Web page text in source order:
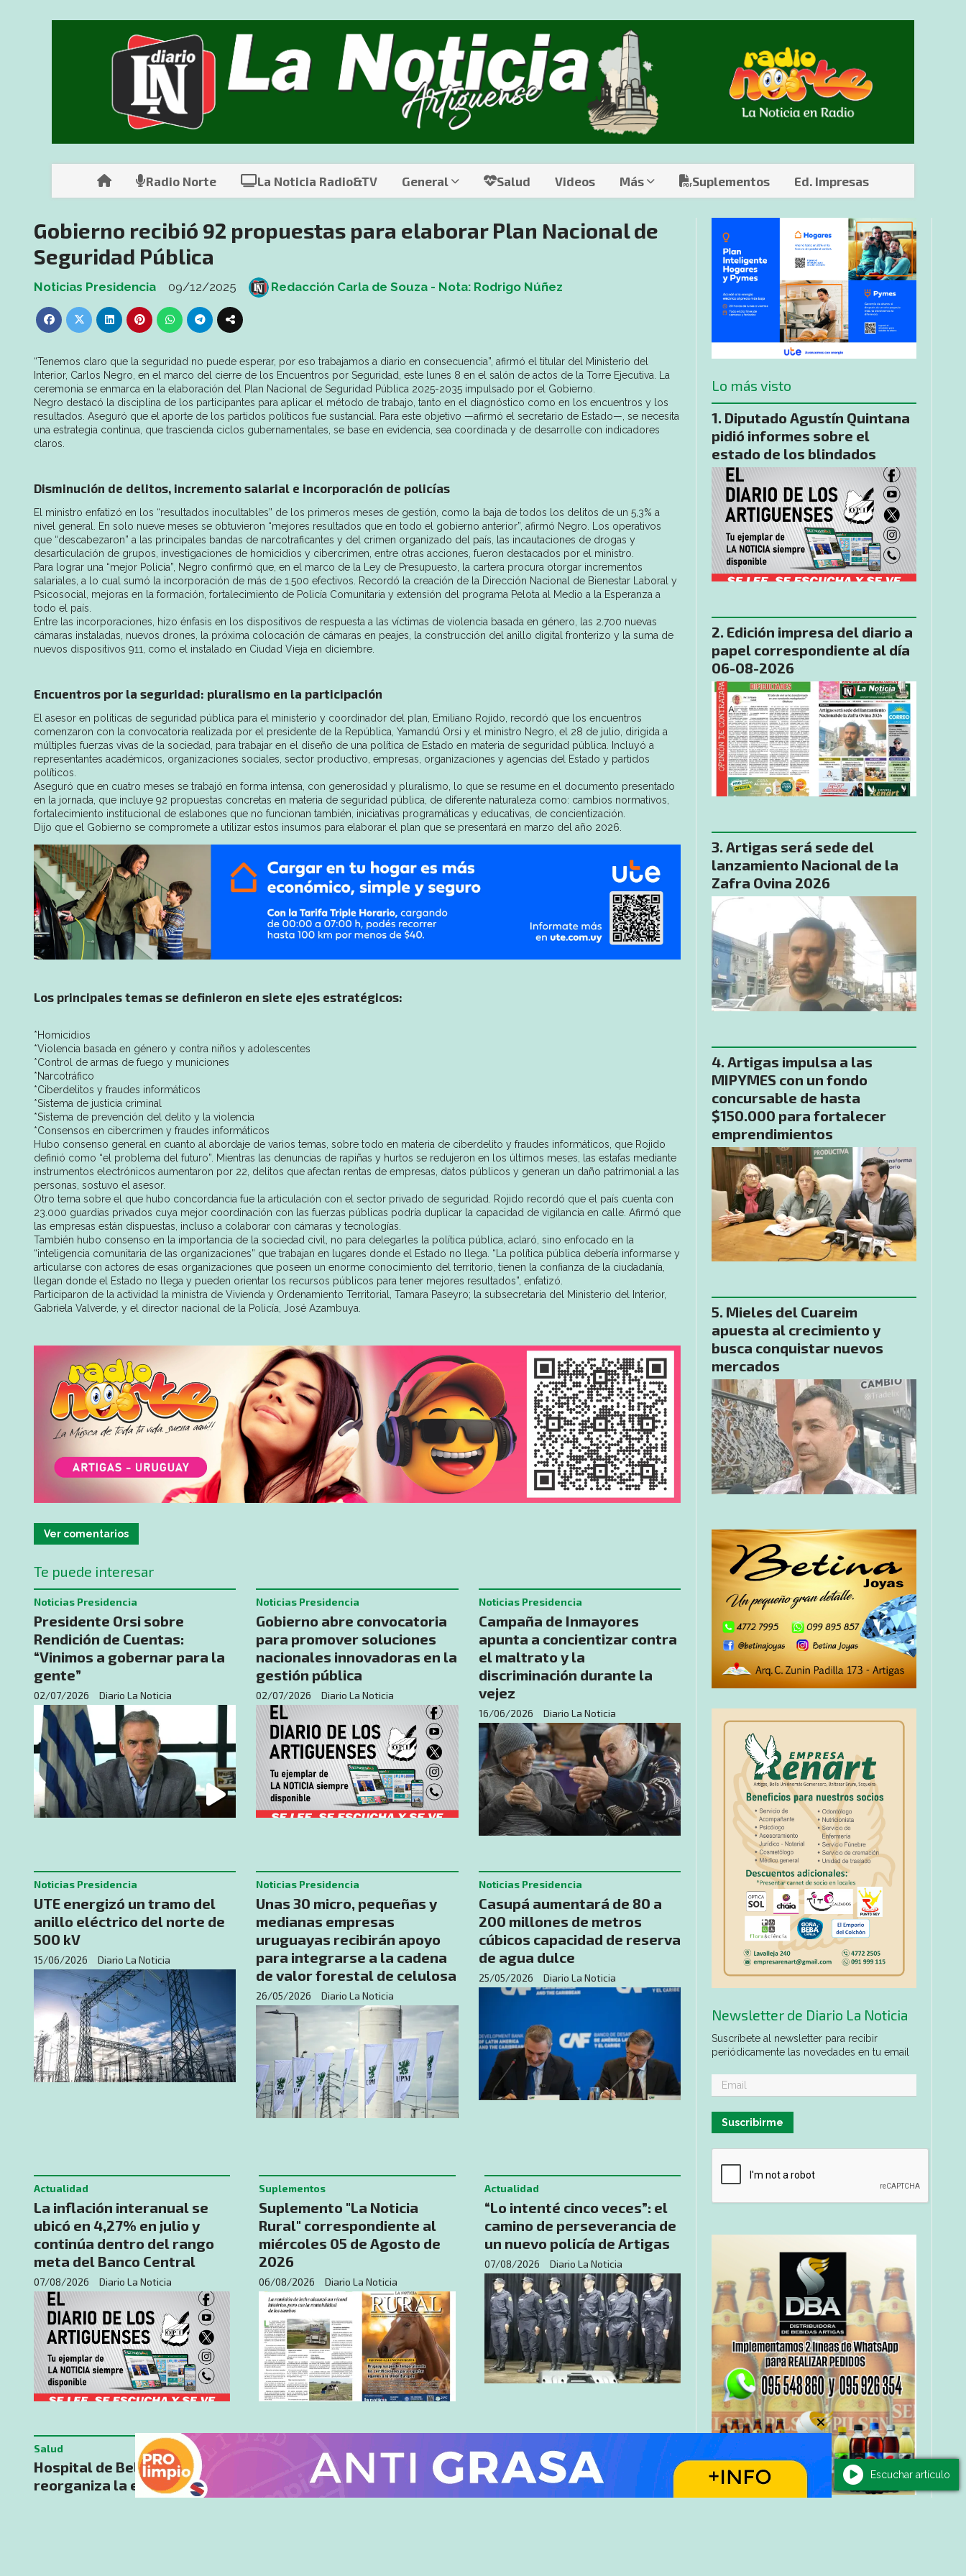
Radio Norte La Noticia Radio&TV General Salud Videos Más Suplementos Ed. Impresas
Gobierno recibió 92 propuestas para elaborar Plan Nacional de
Seguridad Pública
Noticias Presidencia 09/12/2025 Redacción Carla de Souza - Nota: Rodrigo Núñez
“Tenemos claro que la seguridad no puede esperar, por eso trabajamos a diario en consecuencia”, afirmó el titular del Ministerio del
Interior, Carlos Negro, en el marco del cierre de los Encuentros por Seguridad, este lunes 8 en el salón de actos de la Torre Ejecutiva. La
ceremonia se enmarca en la elaboración del Plan Nacional de Seguridad Pública 2025-2035 impulsado por el Gobierno.
Negro destacó la disciplina de los participantes para aplicar el método de trabajo, tanto en el diagnóstico como en los encuentros y los
resultados. Aseguró que el aporte de los partidos políticos fue sustancial. Para este objetivo —afirmó el secretario de Estado—, se necesita
una estrategia continua, que trascienda ciclos gubernamentales, se base en evidencia, sea coordinada y de desarrolle con indicadores
claros.
Disminución de delitos, incremento salarial e incorporación de policías
El ministro enfatizó en los “resultados inocultables” de los primeros meses de gestión, como la baja de todos los delitos de un 5,3% a
nivel general. En solo nueve meses se obtuvieron “mejores resultados que en todo el gobierno anterior”, afirmó Negro. Los operativos
que “descabezaron” a las principales bandas de narcotraficantes y del crimen organizado del país, las incautaciones de drogas y
desarticulación de grupos, investigaciones de homicidios y cibercrimen, entre otras acciones, fueron destacados por el ministro.
Para lograr una “mejor Policía”, Negro confirmó que, en el marco de la Ley de Presupuesto, la cartera procura otorgar incrementos
salariales, a lo cual sumó la incorporación de más de 1.500 efectivos. Recordó la creación de la Dirección Nacional de Bienestar Laboral y
Psicosocial, mejoras en la formación, fortalecimiento de Policía Comunitaria y extensión del programa Pelota al Medio a la Esperanza a
todo el país.
Entre las incorporaciones, hizo énfasis en los dispositivos de respuesta a las víctimas de violencia basada en género, las 2.700 nuevas
cámaras instaladas, nuevos drones, la próxima colocación de cámaras en peajes, la construcción del anillo digital fronterizo y la suma de
nuevos dispositivos 911, como el instalado en Ciudad Vieja en diciembre.
Encuentros por la seguridad: pluralismo en la participación
El asesor en políticas de seguridad pública para el ministerio y coordinador del plan, Emiliano Rojido, recordó que los encuentros
comenzaron con la convocatoria realizada por el presidente de la República, Yamandú Orsi y el ministro Negro, el 28 de julio, dirigida a
múltiples fuerzas vivas de la sociedad, para trabajar en el diseño de una política de Estado en materia de seguridad pública. Incluyó a
representantes académicos, organizaciones sociales, sector productivo, empresas, organizaciones y agencias del Estado y partidos
políticos.
Aseguró que en cuatro meses se trabajó en forma intensa, con generosidad y pluralismo, lo que se resume en el documento presentado
en la jornada, que incluye 92 propuestas concretas en materia de seguridad pública, de diferente naturaleza como: cambios normativos,
fortalecimiento institucional de eslabones que no funcionan también, iniciativas programáticas y educativas, de concientización.
Dijo que el Gobierno se compromete a utilizar estos insumos para elaborar el plan que se presentará en marzo del año 2026.
Los principales temas se definieron en siete ejes estratégicos:
*Homicidios
*Violencia basada en género y contra niños y adolescentes
*Control de armas de fuego y municiones
*Narcotráfico
*Ciberdelitos y fraudes informáticos
*Sistema de justicia criminal
*Sistema de prevención del delito y la violencia
*Consensos en cibercrimen y fraudes informáticos
Hubo consenso general en cuanto al abordaje de varios temas, sobre todo en materia de ciberdelito y fraudes informáticos, que Rojido
definió como “el problema del futuro”. Mientras las denuncias de rapiñas y hurtos se redujeron en los últimos meses, las estafas mediante
instrumentos electrónicos aumentaron por 22, delitos que afectan rentas de empresas, datos públicos y generan un daño patrimonial a las
personas, sostuvo el asesor.
Otro tema sobre el que hubo concordancia fue la articulación con el sector privado de seguridad. Rojido recordó que el país cuenta con
23.000 guardias privados cuya mejor coordinación con las fuerzas públicas podría duplicar la capacidad de vigilancia en calle. Afirmó que
las empresas están dispuestas, incluso a colaborar con cámaras y tecnologías.
También hubo consenso en la importancia de la sociedad civil, no para delegarles la política pública, aclaró, sino enfocado en la
“inteligencia comunitaria de las organizaciones” que trabajan en lugares donde el Estado no llega. “La política pública debería informarse y
articularse con actores de esas organizaciones que poseen un enorme conocimiento del territorio, tienen la confianza de la ciudadanía,
llegan donde el Estado no llega y pueden orientar los recursos públicos para tener mejores resultados”, enfatizó.
Participaron de la actividad la ministra de Vivienda y Ordenamiento Territorial, Tamara Paseyro; la subsecretaria del Ministerio del Interior,
Gabriela Valverde, y el director nacional de la Policía, José Azambuya.
Ver comentarios
Te puede interesar
Presidente Orsi sobre
Rendición de Cuentas:
“Vinimos a gobernar para la
gente”
Diario La Noticia
Noticias Presidencia
02/07/2026
Gobierno abre convocatoria
para promover soluciones
nacionales innovadoras en la
gestión pública
Diario La Noticia
Noticias Presidencia
02/07/2026
Campaña de Inmayores
apunta a concientizar contra
el maltrato y la
discriminación durante la
vejez
Diario La Noticia
Noticias Presidencia
16/06/2026
UTE energizó un tramo del
anillo eléctrico del norte de
500 kV
Diario La Noticia
Noticias Presidencia
15/06/2026
Unas 30 micro, pequeñas y
medianas empresas
uruguayas recibirán apoyo
para integrarse a la cadena
de valor forestal de celulosa
Diario La Noticia
Noticias Presidencia
26/05/2026
Casupá aumentará de 80 a
200 millones de metros
cúbicos capacidad de reserva
de agua dulce
Diario La Noticia
Noticias Presidencia
25/05/2026
La inflación interanual se
ubicó en 4,27% en julio y
continúa dentro del rango
meta del Banco Central
Diario La Noticia
Actualidad
07/08/2026
Suplemento "La Noticia
Rural" correspondiente al
miércoles 05 de Agosto de
2026
Diario La Noticia
Suplementos
06/08/2026
“Lo intenté cinco veces”: el
camino de perseverancia de
un nuevo policía de Artigas
Diario La Noticia
Actualidad
07/08/2026
Hospital de Bella Unión
reorganiza la emergencia y
aclara que la Unidad de
Salud
Edición impresa del diario a
papel correspondiente al
día 07-08-2026
Ocho nuevos policías se
incorporan a la Jefatura de
Policía de Artigas para
Actualidad
Lo más visto
Diputado Agustín Quintana
pidió informes sobre el
estado de los blindados
Edición impresa del diario a
papel correspondiente al día
06-08-2026
Artigas será sede del
lanzamiento Nacional de la
Zafra Ovina 2026
Artigas impulsa a las
MIPYMES con un fondo
concursable de hasta
$150.000 para fortalecer
emprendimientos
Mieles del Cuareim
apuesta al crecimiento y
busca conquistar nuevos
mercados
Newsletter de Diario La Noticia
Suscríbete al newsletter para recibir
periódicamente las novedades en tu email
Suscribirme
Escuchar artículo